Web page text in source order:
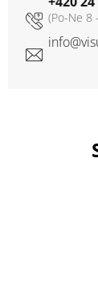
info@